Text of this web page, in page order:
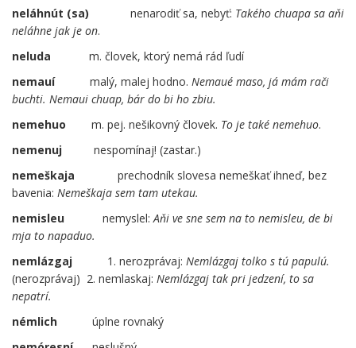
neláhnút (sa) nenarodiť sa, nebyť: Takého chuapa sa aňi
neláhne jak je on.
neluda m. človek, ktorý nemá rád ľudí
nemauí malý, malej hodno. Nemaué maso, já mám rači
buchti. Nemaui chuap, bár do bi ho zbiu.
nemehuo m. pej. nešikovný človek. To je také nemehuo.
nemenuj nespomínaj! (zastar.)
nemeškaja
prechodník slovesa nemeškať ihneď, bez
bavenia: Nemeškaja sem tam utekau.
nemisleu nemyslel: Aňi ve sne sem na to nemisleu, de bi
mja to napaduo.
nemlázgaj 1. nerozprávaj: Nemlázgaj tolko s tú papulú.
(nerozprávaj) 2. nemlaskaj: Nemlázgaj tak pri jedzení, to sa
nepatrí.
némlich úplne rovnaký